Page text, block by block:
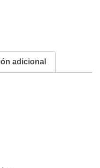
adicional